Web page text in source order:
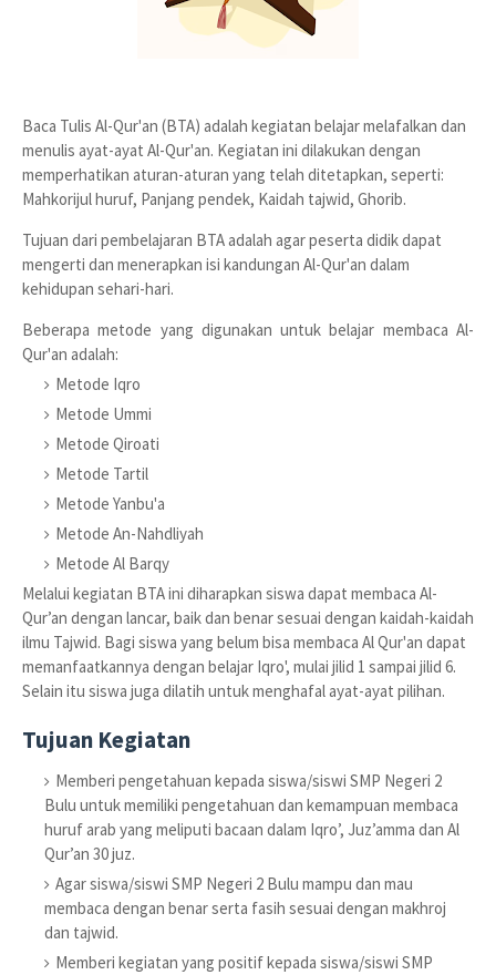
Baca Tulis Al-Qur'an (BTA) adalah kegiatan belajar melafalkan dan
menulis ayat-ayat Al-Qur'an. Kegiatan ini dilakukan dengan
memperhatikan aturan-aturan yang telah ditetapkan, seperti:
Mahkorijul huruf, Panjang pendek, Kaidah tajwid, Ghorib.
Tujuan dari pembelajaran BTA adalah agar peserta didik dapat
mengerti dan menerapkan isi kandungan Al-Qur'an dalam
kehidupan sehari-hari.
Beberapa metode yang digunakan untuk belajar membaca Al-
Qur'an adalah:
Metode Iqro
Metode Ummi
Metode Qiroati
Metode Tartil
Metode Yanbu'a
Metode An-Nahdliyah
Metode Al Barqy
Melalui kegiatan BTA ini diharapkan siswa dapat membaca Al-
Qur’an dengan lancar, baik dan benar sesuai dengan kaidah-kaidah
ilmu Tajwid. Bagi siswa yang belum bisa membaca Al Qur'an dapat
memanfaatkannya dengan belajar Iqro', mulai jilid 1 sampai jilid 6.
Selain itu siswa juga dilatih untuk menghafal ayat-ayat pilihan.
Tujuan Kegiatan
Memberi pengetahuan kepada siswa/siswi SMP Negeri 2
Bulu untuk memiliki pengetahuan dan kemampuan membaca
huruf arab yang meliputi bacaan dalam Iqro’, Juz’amma dan Al
Qur’an 30 juz.
Agar siswa/siswi SMP Negeri 2 Bulu mampu dan mau
membaca dengan benar serta fasih sesuai dengan makhroj
dan tajwid.
Memberi kegiatan yang positif kepada siswa/siswi SMP